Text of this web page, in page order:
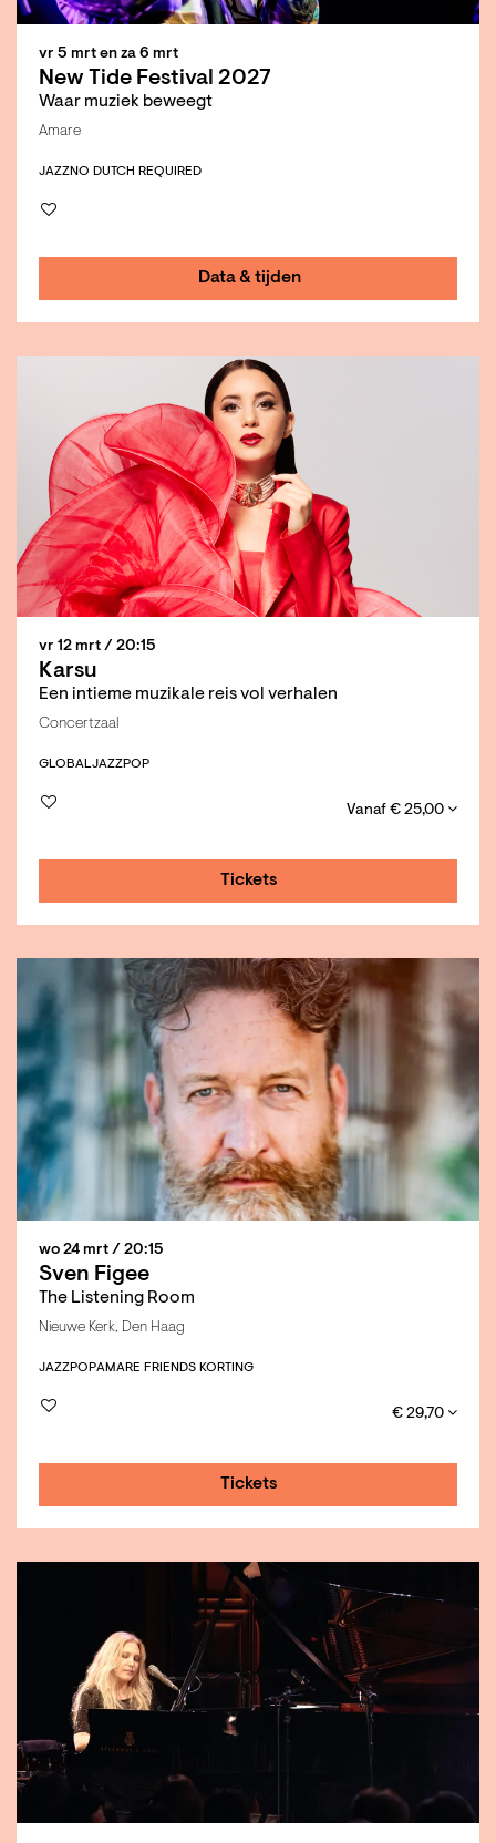
New Tide Festival 2027
Waar muziek beweegt
vr 5 mrt en za 6 mrt
Amare
JAZZNO DUTCH REQUIRED
Data & tijden
Karsu
Een intieme muzikale reis vol verhalen
vr 12 mrt / 20:15
Concertzaal
GLOBALJAZZPOP
Vanaf € 25,00
Tickets
Sven Figee
The Listening Room
wo 24 mrt / 20:15
Nieuwe Kerk, Den Haag
JAZZPOPAMARE FRIENDS KORTING
€ 29,70
Tickets